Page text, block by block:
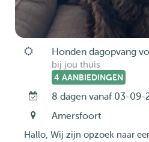
Honden dagopvang
bij jou thuis
4 AANBIEDINGEN
8 dagen vanaf 03-09-
Amersfoort
Hallo, Wij zijn opzoek naar